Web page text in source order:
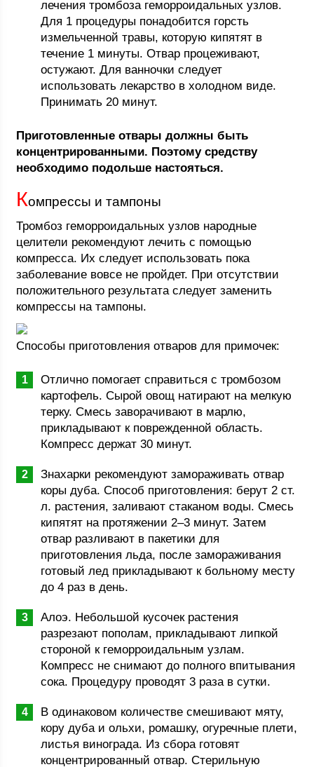
лечения тромбоза геморроидальных узлов.
Для 1 процедуры понадобится горсть
измельченной травы, которую кипятят в
течение 1 минуты. Отвар процеживают,
остужают. Для ванночки следует
использовать лекарство в холодном виде.
Принимать 20 минут.
Приготовленные отвары должны быть
концентрированными. Поэтому средству
необходимо подольше настояться.
Компрессы и тампоны
Тромбоз геморроидальных узлов народные
целители рекомендуют лечить с помощью
компресса. Их следует использовать пока
заболевание вовсе не пройдет. При отсутствии
положительного результата следует заменить
компрессы на тампоны.
Способы приготовления отваров для примочек:
Отлично помогает справиться с тромбозом
картофель. Сырой овощ натирают на мелкую
терку. Смесь заворачивают в марлю,
прикладывают к поврежденной область.
Компресс держат 30 минут.
Знахарки рекомендуют замораживать отвар
коры дуба. Способ приготовления: берут 2 ст.
л. растения, заливают стаканом воды. Смесь
кипятят на протяжении 2–3 минут. Затем
отвар разливают в пакетики для
приготовления льда, после замораживания
готовый лед прикладывают к больному месту
до 4 раз в день.
Алоэ. Небольшой кусочек растения
разрезают пополам, прикладывают липкой
стороной к геморроидальным узлам.
Компресс не снимают до полного впитывания
сока. Процедуру проводят 3 раза в сутки.
В одинаковом количестве смешивают мяту,
кору дуба и ольхи, ромашку, огуречные плети,
листья винограда. Из сбора готовят
концентрированный отвар. Стерильную